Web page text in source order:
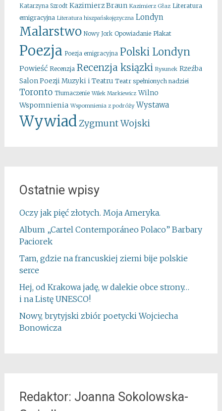
Katarzyna Szrodt Kazimierz Braun Kazimierz Głaz Literatura
emigracyjna Literatura hiszpańskojęzyczna Londyn
Malarstwo Nowy Jork Opowiadanie Plakat
Poezja Poezja emigracyjna Polski Londyn
Powieść Recenzja Recenzja ksiązki Rysunek Rzeźba
Salon Poezji Muzyki i Teatru Teatr spełnionych nadziei
Toronto Tłumaczenie Wilek Markiewicz Wilno
Wspomnienia Wspomnienia z podróży Wystawa
WywiadZygmunt Wojski
Ostatnie wpisy
Oczy jak pięć złotych. Moja Ameryka.
Album „Cartel Contemporáneo Polaco” Barbary
Paciorek
Tam, gdzie na francuskiej ziemi bije polskie
serce
Hej, od Krakowa jadę, w dalekie obce strony…
i na Listę UNESCO!
Nowy, brytyjski zbiór poetycki Wojciecha
Bonowicza
Redaktor: Joanna Sokolowska-